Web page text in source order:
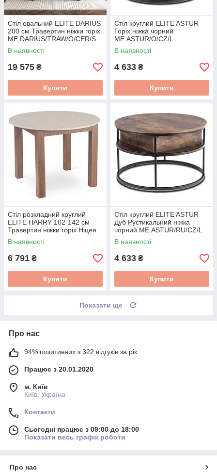
Стіл овальний ELITE DARIUS
200 см Травертин ніжки горіх
ME.DARIUS/TRAW/O/CER/S
В наявності
19 575 ₴
Купити
Стіл круглий ELITE ASTUR
Горіх ніжка чорний
ME.ASTUR/O/CZ/L
В наявності
4 633 ₴
Купити
Стіл розкладний круглий
ELITE HARRY 102-142 см
Травертин ніжки горіх Ніцея
W.HARRY/TRAW/ONI/S
В наявності
6 791 ₴
Купити
Стіл круглий ELITE ASTUR
Дуб Рустикальний ніжка
чорний ME.ASTUR/RU/CZ/L
В наявності
4 633 ₴
Купити
Показати ще
Про нас
94% позитивних з 322 відгуків за рік
Працює з 20.01.2020
м. Київ
Київ, Україна
Контакти
Сьогодні працює з 09:00 до 18:00
Показати весь графік роботи
Про нас